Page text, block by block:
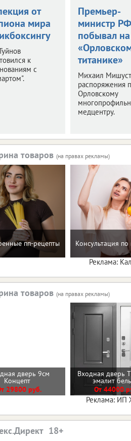
от
мира
к
с
Премьер-
министр РФ
побывал на
титанике»
Михаил
распоряжения
Орловскому
медцентру.
товаров (на правах рекламы)
пп-рецепты Консультация
Реклама:
товаров (на правах рекламы)
дверь 9см
Концепт
29800 руб.
Входная дверь
эмалит
От 44000
Реклама: ИП